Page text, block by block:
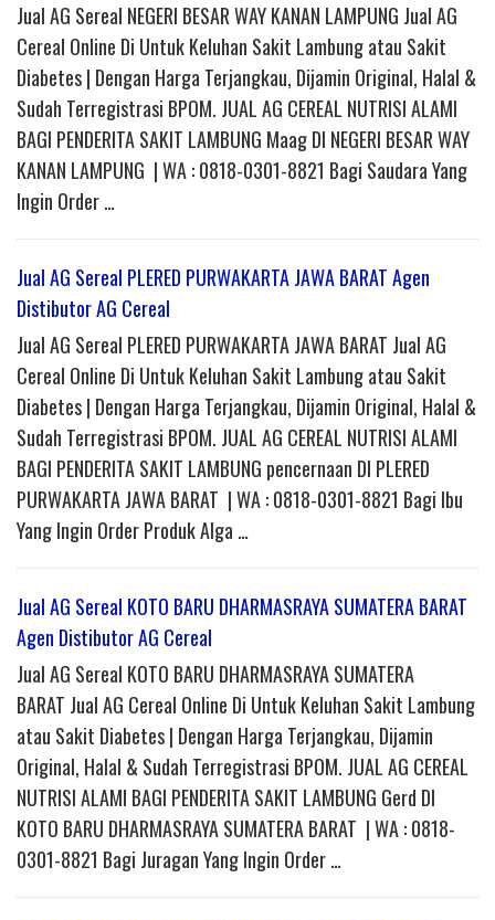
Jual AG Sereal NEGERI BESAR WAY KANAN LAMPUNG Jual AG
Cereal Online Di Untuk Keluhan Sakit Lambung atau Sakit
Diabetes | Dengan Harga Terjangkau, Dijamin Original, Halal &
Sudah Terregistrasi BPOM. JUAL AG CEREAL NUTRISI ALAMI
BAGI PENDERITA SAKIT LAMBUNG Maag DI NEGERI BESAR WAY
KANAN LAMPUNG | WA : 0818-0301-8821 Bagi Saudara Yang
Ingin Order …
Jual AG Sereal PLERED PURWAKARTA JAWA BARAT Agen
Distibutor AG Cereal
Jual AG Sereal PLERED PURWAKARTA JAWA BARAT Jual AG
Cereal Online Di Untuk Keluhan Sakit Lambung atau Sakit
Diabetes | Dengan Harga Terjangkau, Dijamin Original, Halal &
Sudah Terregistrasi BPOM. JUAL AG CEREAL NUTRISI ALAMI
BAGI PENDERITA SAKIT LAMBUNG pencernaan DI PLERED
PURWAKARTA JAWA BARAT | WA : 0818-0301-8821 Bagi Ibu
Yang Ingin Order Produk Alga …
Jual AG Sereal KOTO BARU DHARMASRAYA SUMATERA BARAT
Agen Distibutor AG Cereal
Jual AG Sereal KOTO BARU DHARMASRAYA SUMATERA
BARAT Jual AG Cereal Online Di Untuk Keluhan Sakit Lambung
atau Sakit Diabetes | Dengan Harga Terjangkau, Dijamin
Original, Halal & Sudah Terregistrasi BPOM. JUAL AG CEREAL
NUTRISI ALAMI BAGI PENDERITA SAKIT LAMBUNG Gerd DI
KOTO BARU DHARMASRAYA SUMATERA BARAT | WA : 0818-
0301-8821 Bagi Juragan Yang Ingin Order …